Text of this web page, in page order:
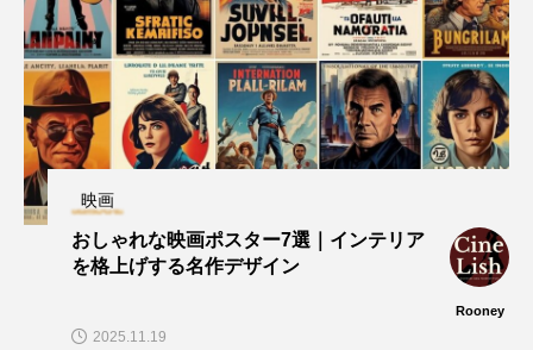
映画
おしゃれな映画ポスター7選｜インテリア
を格上げする名作デザイン
Rooney
2025.11.19